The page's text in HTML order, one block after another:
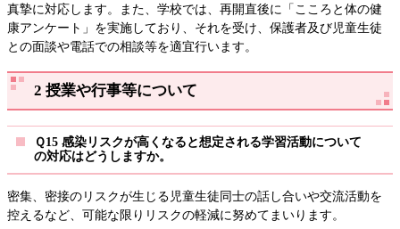
真摯に対応します。また、学校では、再開直後に「こころと体の健
康アンケート」を実施しており、それを受け、保護者及び児童生徒
との面談や電話での相談等を適宜行います。
2 授業や行事等について
Ｑ15 感染リスクが高くなると想定される学習活動について
の対応はどうしますか。
密集、密接のリスクが生じる児童生徒同士の話し合いや交流活動を
控えるなど、可能な限りリスクの軽減に努めてまいります。